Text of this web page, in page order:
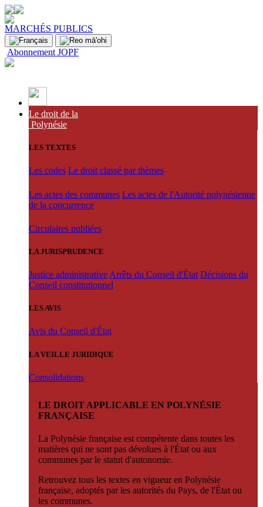
MARCHÉS PUBLICS
Abonnement JOPF
Le droit de la
Polynésie
LES TEXTES
Les codes Le droit classé par thèmes
Les actes des communes Les actes de l'Autorité polynésienne
de la concurrence
Circulaires publiées
LA JURISPRUDENCE
Justice administrative Arrêts du Conseil d'État Décisions du
Conseil constitutionnel
LES AVIS
Avis du Conseil d'État
LA VEILLE JURIDIQUE
Consolidations
LE DROIT APPLICABLE EN POLYNÉSIE
FRANÇAISE
La Polynésie française est compétente dans toutes les
matières qui ne sont pas dévolues à l'État ou aux
communes par le statut d'autonomie.
Retrouvez tous les textes en vigueur en Polynésie
française, adoptés par les autorités du Pays, de l'État ou
les communes.